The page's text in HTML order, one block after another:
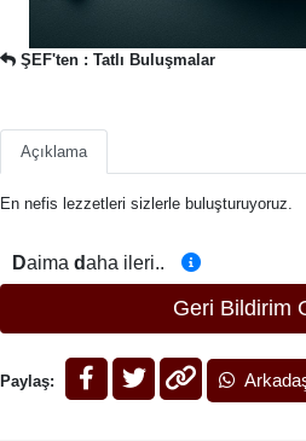
ŞEF'ten : Tatlı Buluşmalar
Açıklama
En nefis lezzetleri sizlerle buluşturuyoruz.
Daima daha ileri..
Geri Bildirim
Paylaş: